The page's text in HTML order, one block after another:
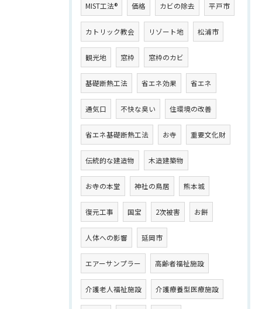
MIST工法® 価格 カビの除去 平戸市
カトリック教会 リゾート地 松浦市
観光地 窓枠 窓枠のカビ
基礎断熱工法 省エネ効果 省エネ
通気口 不快な臭い 住環境の改善
省エネ基礎断熱工法 お寺 重要文化財
伝統的な建造物 木造建築物
お寺の本堂 神社の鳥居 熊本城
復元工事 国宝 2次被害 お餅
人体への影響 延岡市
エアーサンプラー 高齢者福祉施設
介護老人福祉施設 介護療養型医療施設